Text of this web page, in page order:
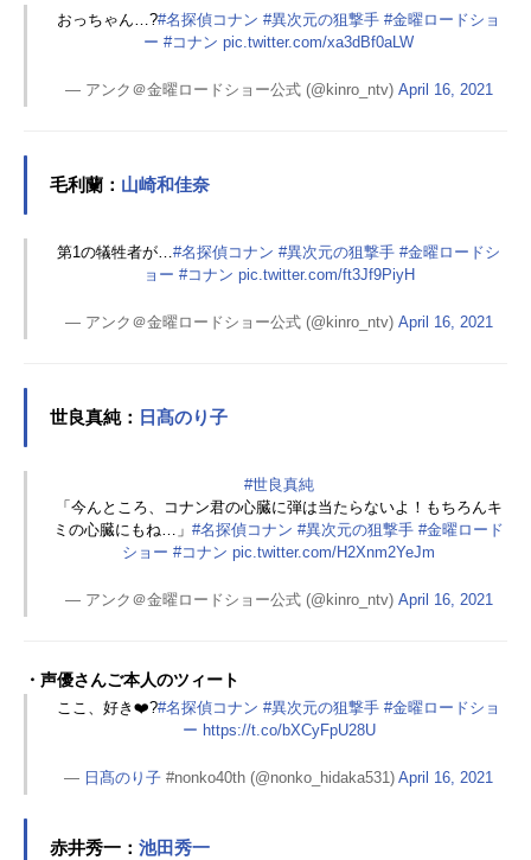
おっちゃん…?#名探偵コナン #異次元の狙撃手 #金曜ロードショ
ー #コナン pic.twitter.com/xa3dBf0aLW
— アンク＠金曜ロードショー公式 (@kinro_ntv) April 16, 2021
毛利蘭： 山崎和佳奈
第1の犠牲者が…#名探偵コナン #異次元の狙撃手 #金曜ロードシ
ョー #コナン pic.twitter.com/ft3Jf9PiyH
— アンク＠金曜ロードショー公式 (@kinro_ntv) April 16, 2021
世良真純： 日髙のり子
#世良真純
「今んところ、コナン君の心臓に弾は当たらないよ！もちろんキ
ミの心臓にもね…」#名探偵コナン #異次元の狙撃手 #金曜ロード
ショー #コナン pic.twitter.com/H2Xnm2YeJm
— アンク＠金曜ロードショー公式 (@kinro_ntv) April 16, 2021
・声優さんご本人のツィート
ここ、好き❤️?#名探偵コナン #異次元の狙撃手 #金曜ロードショ
ー https://t.co/bXCyFpU28U
— 日髙のり子 #nonko40th (@nonko_hidaka531)April 16, 2021
赤井秀一： 池田秀一